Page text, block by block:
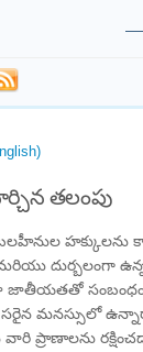
తలంపు
హక్కులను
దుర్బలంగా
జాతీయతతో
మనస్సులో
ప్రాణాలను